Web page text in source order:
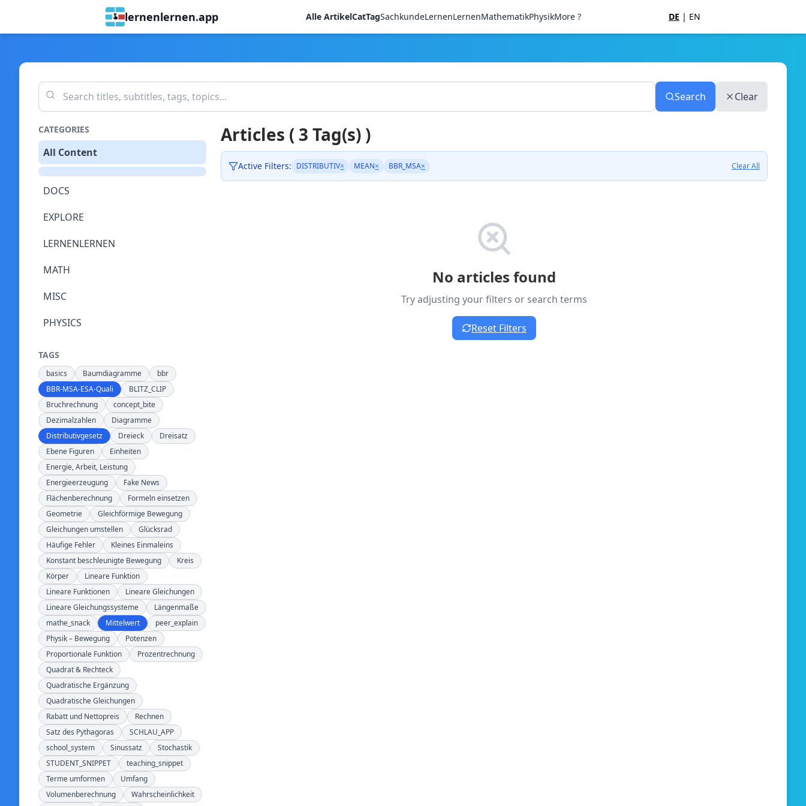
lernenlernen.app Alle ArtikelCatTagSachkundeLernenLernenMathematikPhysikMore ? DE | EN
Search Clear
CATEGORIES
All Content
DOCS
EXPLORE
LERNENLERNEN
MATH
MISC
PHYSICS
TAGS
basics Baumdiagramme
bbr
BBR-MSA-ESA-Quali
BLITZ_CLIP
Bruchrechnung
concept_bite
Dezimalzahlen
Diagramme
Distributivgesetz
Dreieck
Dreisatz
Ebene Figuren
Einheiten
Energie, Arbeit, Leistung
Energieerzeugung
Fake News
Flächenberechnung
Formeln einsetzen
Geometrie
Gleichförmige Bewegung
Gleichungen umstellen
Glücksrad
Häufige Fehler
Kleines Einmaleins
Konstant beschleunigte Bewegung
Kreis
Körper
Lineare Funktion
Lineare Funktionen
Lineare Gleichungen
Lineare Gleichungssysteme
Längenmaße
mathe_snack
Mittelwert
peer_explain
Physik – Bewegung
Potenzen
Proportionale Funktion
Prozentrechnung
Quadrat & Rechteck
Quadratische Ergänzung
Quadratische Gleichungen
Rabatt und Nettopreis
Rechnen
Satz des Pythagoras
SCHLAU_APP
school_system
Sinussatz
Stochastik
STUDENT_SNIPPET
teaching_snippet
Terme umformen
Umfang
Volumenberechnung
Wahrscheinlichkeit
Articles ( 3 Tag(s) )
Active Filters: DISTRIBUTIV× MEAN× BBR_MSA× Clear All
No articles found
Try adjusting your filters or search terms
Reset Filters